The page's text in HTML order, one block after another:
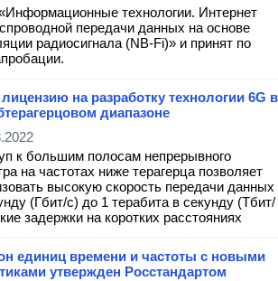
технологии. Интернет
передачи данных на основе
радиосигнала (NB-Fi)» и принят по
на разработку технологии 6G в
диапазоне
к большим полосам непрерывного
на частотах ниже терагерца позволяет
высокую скорость передачи данных
(Гбит/с) до 1 терабита в секунду (Тбит/
задержки на коротких расстояниях
единиц времени и частоты с новыми
утвержден Росстандартом